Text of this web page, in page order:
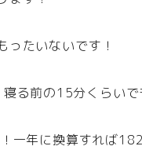
たいないです！
る前の15分くらいで
一年に換算すれば